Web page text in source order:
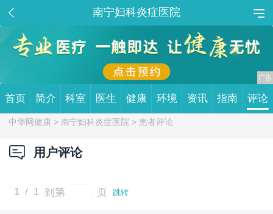
南宁妇科炎症医院
首页 简介 科室 医生 健康 环境 资讯 指南 评论
中华网健康 >南宁妇科炎症医院 > 患者评论
用户评论
1 / 1 到第 页 跳转